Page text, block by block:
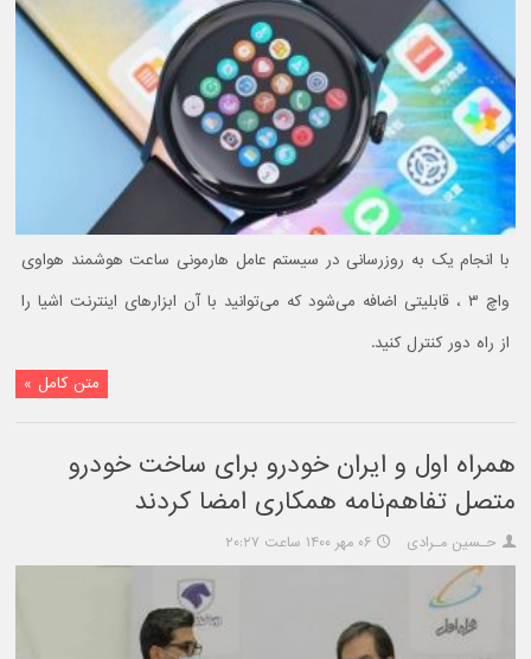
با انجام یک به روزرسانی در سیستم عامل هارمونی ساعت هوشمند هواوی
واچ ۳ ، قابلیتی اضافه می‌شود که می‌توانید با آن ابزارهای اینترنت اشیا را
از راه دور کنترل کنید.
متن کامل »
همراه اول و ایران خودرو برای ساخت خودرو
متصل تفاهم‌نامه همکاری امضا کردند
حـسین مـرادی ۰۶ مهر ۱۴۰۰ ساعت ۲۰:۲۷